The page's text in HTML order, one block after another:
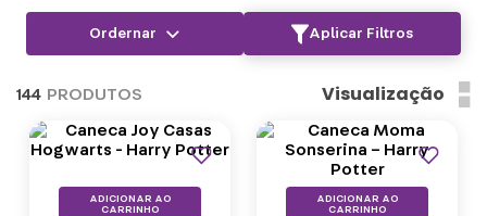
Aplicar Filtros
144 PRODUTOS Visualização
Lançamentos
ADICIONAR AO
CARRINHO
ADICIONAR AO
CARRINHO